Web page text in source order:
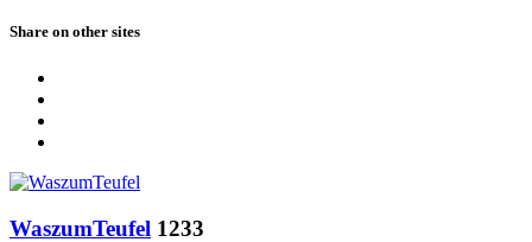
Share on other sites
WaszumTeufel 1233